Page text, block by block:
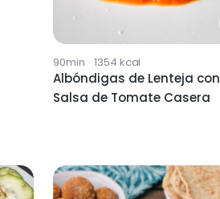
90min · 1354 kcal
Albóndigas de Lenteja con
Salsa de Tomate Casera